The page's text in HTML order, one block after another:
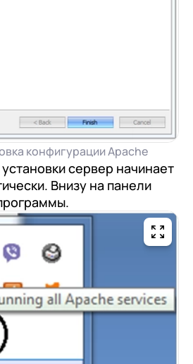
конфигурации Apache
сервер начинает
Внизу на панели